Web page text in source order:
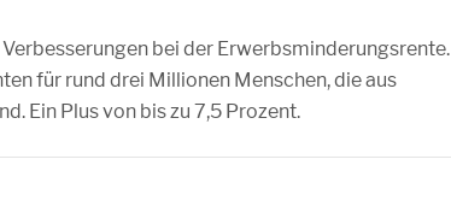
bei der Erwerbsminderungsrente.
für rund drei Millionen Menschen, die aus
Ein Plus von bis zu 7,5 Prozent.